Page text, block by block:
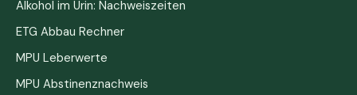
Alkohol im Urin: Nachweiszeiten
ETG Abbau Rechner
MPU Leberwerte
MPU Abstinenznachweis